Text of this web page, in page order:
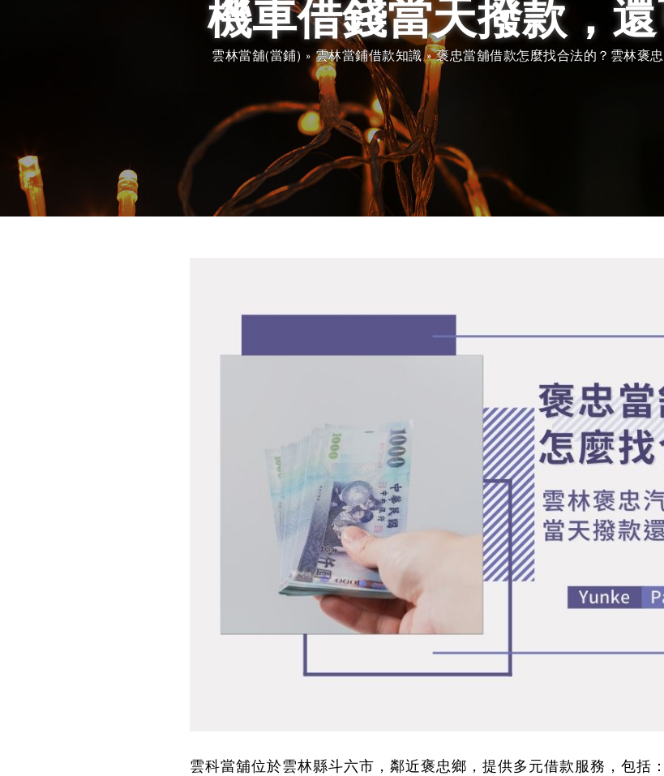
機車借錢當天撥款，還
雲林當舖(當鋪) » 雲林當鋪借款知識 » 褒忠當舖借款怎麼找合法的？雲林褒
雲科當舖位於雲林縣斗六市，鄰近褒忠鄉，提供多元借款服務， 包括